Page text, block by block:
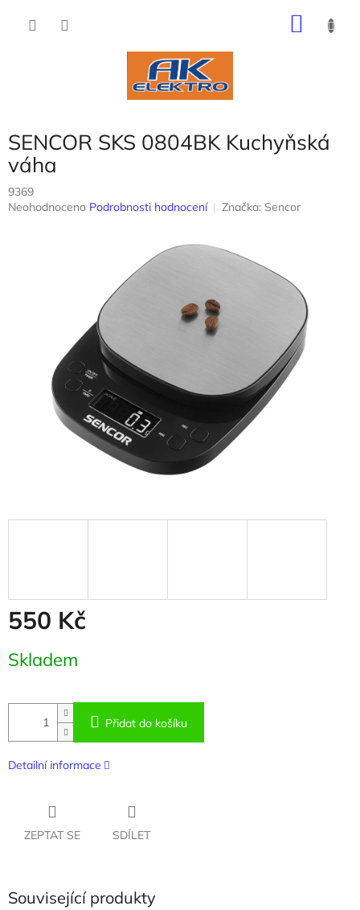
SENCOR SKS 0804BK Kuchyňská
váha
9369
Průměrné
Neohodnoceno Podrobnosti hodnocení Značka: Sencor
550 Kč
cena:
Skladem
Přidat do košíku
Detailní informace
ZEPTAT SE SDÍLET
Související produkty